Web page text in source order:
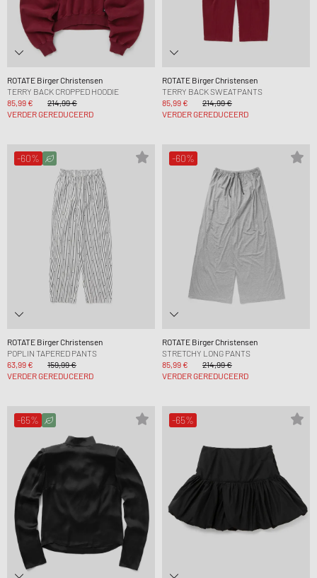
ROTATE Birger Christensen
TERRY BACK CROPPED HOODIE
85,99 €
214,99 €
VERDER GEREDUCEERD
ROTATE Birger Christensen
TERRY BACK SWEATPANTS
85,99 €
214,99 €
VERDER GEREDUCEERD
-60%
ROTATE Birger Christensen
POPLIN TAPERED PANTS
63,99 €
159,99 €
VERDER GEREDUCEERD
-60%
ROTATE Birger Christensen
STRETCHY LONG PANTS
85,99 €
214,99 €
VERDER GEREDUCEERD
-65% -65%